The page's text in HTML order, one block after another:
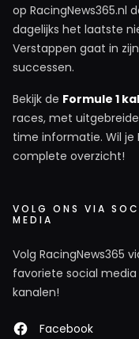
op RacingNews365.nl
dagelijks het laatste
Verstappen gaat in
successen.
Bekijk de Formule 1
races, met
time informatie. Wil je
complete overzicht!
VOLG ONS VIA
MEDIA
Volg RacingNews365
favoriete social media
kanalen!
Facebook